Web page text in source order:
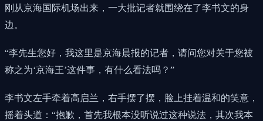
刚从京海国际机场出来，一大批记者就围绕在了李书文的身
边。
“李先生您好，我这里是京海晨报的记者，请问您对关于您被
称之为‘京海王’这件事，有什么看法吗？”
李书文左手牵着高启兰，右手摆了摆，脸上挂着温和的笑意，
摇着头道：“抱歉，首先我根本没听说过这种说法，其次我本